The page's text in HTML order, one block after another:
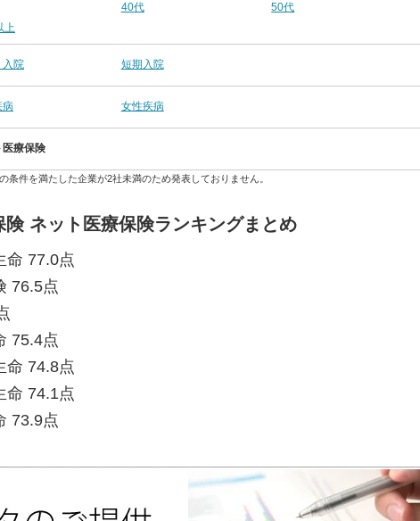
40代
50代
上
入院 短期入院
病 女性疾病
医療保険
件を満たした企業が2社未満のため発表しておりません。
険 ネット医療保険ランキングまとめ
命 77.0点
76.5点
75.4点
命 74.8点
命 74.1点
73.9点